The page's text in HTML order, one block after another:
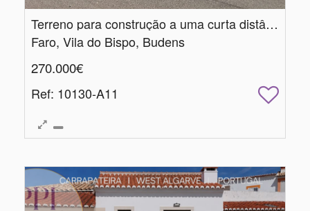
Terreno para construção a uma curta distância da praia
Faro, Vila do Bispo, Budens
270.000€
Ref: 10130-A11